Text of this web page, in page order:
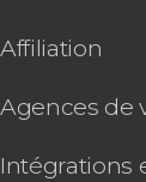
Affiliation
Agences de
Intégrations